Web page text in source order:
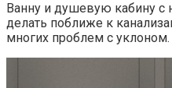
Ванну и душевую кабину
делать поближе к
многих проблем с уклоном.